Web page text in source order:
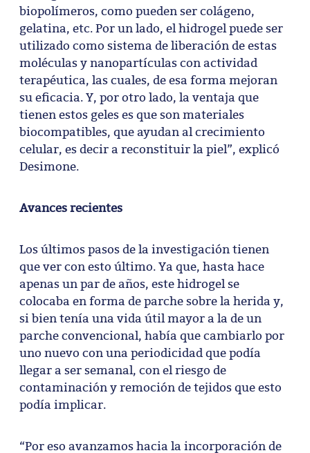
biopolímeros, como pueden ser colágeno,
gelatina, etc. Por un lado, el hidrogel puede ser
utilizado como sistema de liberación de estas
moléculas y nanopartículas con actividad
terapéutica, las cuales, de esa forma mejoran
su eficacia. Y, por otro lado, la ventaja que
tienen estos geles es que son materiales
biocompatibles, que ayudan al crecimiento
celular, es decir a reconstituir la piel”, explicó
Desimone.
Avances recientes
Los últimos pasos de la investigación tienen
que ver con esto último. Ya que, hasta hace
apenas un par de años, este hidrogel se
colocaba en forma de parche sobre la herida y,
si bien tenía una vida útil mayor a la de un
parche convencional, había que cambiarlo por
uno nuevo con una periodicidad que podía
llegar a ser semanal, con el riesgo de
contaminación y remoción de tejidos que esto
podía implicar.
“Por eso avanzamos hacia la incorporación de